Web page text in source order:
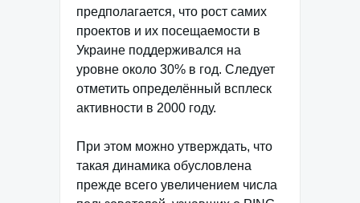
предполагается, что рост самих
проектов и их посещаемости в
Украине поддерживался на
уровне около 30% в год. Следует
отметить определённый всплеск
активности в 2000 году.
При этом можно утверждать, что
такая динамика обусловлена
прежде всего увеличением числа